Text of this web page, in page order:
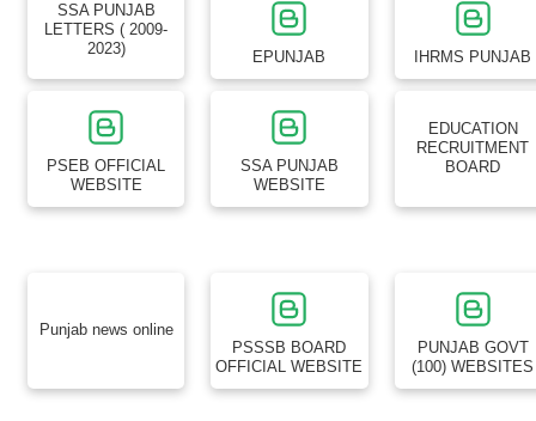
SSA PUNJAB
LETTERS ( 2009-
2023)
EPUNJAB IHRMS PUNJAB
PSEB OFFICIAL
WEBSITE
SSA PUNJAB
WEBSITE
EDUCATION
RECRUITMENT
BOARD
Punjab news online
PSSSB BOARD
OFFICIAL WEBSITE
PUNJAB GOVT
(100) WEBSITES